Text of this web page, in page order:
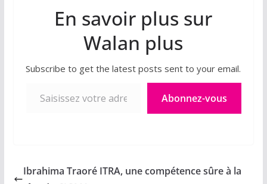
En savoir plus sur
Walan plus
Subscribe to get the latest posts sent to your email.
Abonnez-vous
Ibrahima Traoré ITRA, une compétence sûre à la